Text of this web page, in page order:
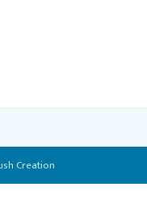
Creation